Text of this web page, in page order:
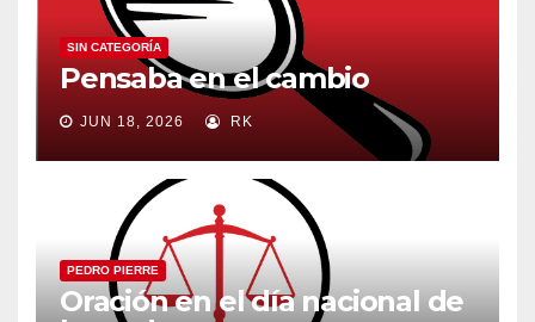
SIN CATEGORÍA
Pensaba en el cambio
JUN 18, 2026 RK
PEDRO PIERRE
Oración en el día nacional de